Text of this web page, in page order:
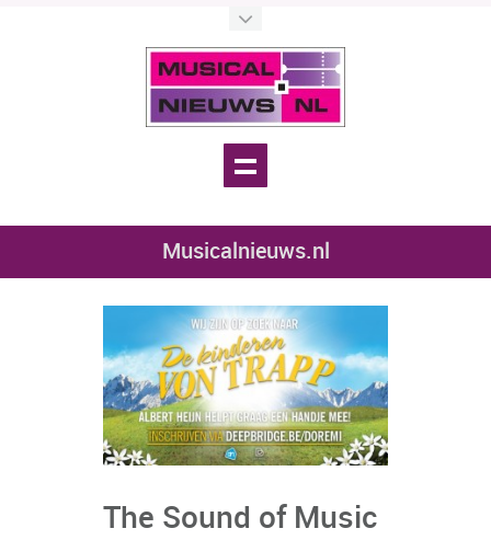
Musicalnieuws.nl
The Sound of Music